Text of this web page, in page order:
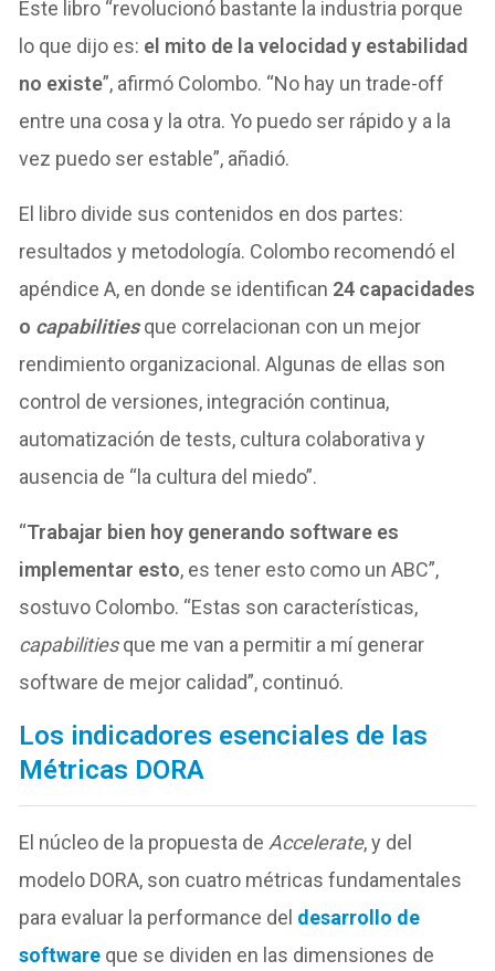
Este libro “revolucionó bastante la industria porque
lo que dijo es: el mito de la velocidad y estabilidad
no existe”, afirmó Colombo. “No hay un trade-off
entre una cosa y la otra. Yo puedo ser rápido y a la
vez puedo ser estable”, añadió.
El libro divide sus contenidos en dos partes:
resultados y metodología. Colombo recomendó el
apéndice A, en donde se identifican 24 capacidades
o capabilitiesque correlacionan con un mejor
rendimiento organizacional. Algunas de ellas son
control de versiones, integración continua,
automatización de tests, cultura colaborativa y
ausencia de “la cultura del miedo”.
“Trabajar bien hoy generando software es
implementar esto, es tener esto como un ABC”,
sostuvo Colombo. “Estas son características,
capabilitiesque me van a permitir a mí generar
software de mejor calidad”, continuó.
Los indicadores esenciales de las
Métricas DORA
El núcleo de la propuesta de Accelerate, y del
modelo DORA, son cuatro métricas fundamentales
para evaluar la performance del desarrollo de
software que se dividen en las dimensiones de